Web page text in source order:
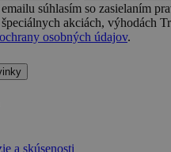
súhlasím so zasielaním
akciách, výhodách
osobných údajov.
a skúsenosti